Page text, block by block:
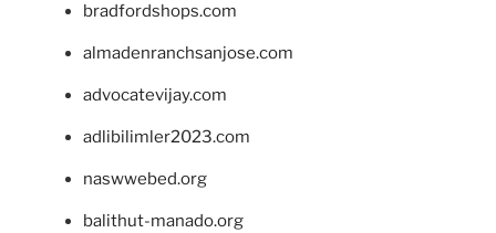
bradfordshops.com
almadenranchsanjose.com
advocatevijay.com
adlibilimler2023.com
naswwebed.org
balithut-manado.org